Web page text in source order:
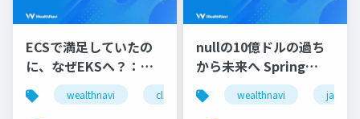
ECSで満足していたの
に、なぜEKSへ？：事
例で学ぶ設計と運用の
勘所
wealthnavi cloudnativedays eks ecs
nullの10億ドルの過ち
から未来へ Spring
Boot 4とJSpecifyが描
くnull安全設計
wealthnavi java